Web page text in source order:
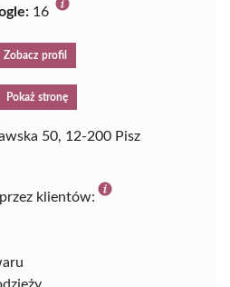
16
Zobacz profil
Pokaż stronę
50, 12-200 Pisz
klientów: